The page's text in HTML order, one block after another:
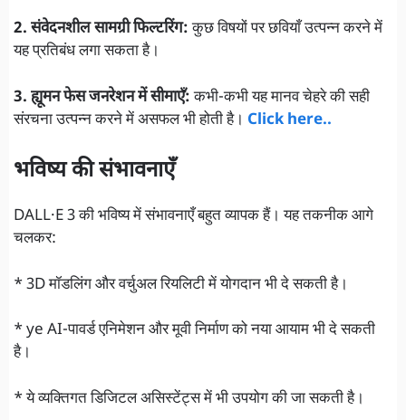
2. संवेदनशील सामग्री फिल्टरिंग:कुछ विषयों पर छवियाँ उत्पन्न करने में
यह प्रतिबंध लगा सकता है।
3. ह्यूमन फेस जनरेशन में सीमाएँ:कभी-कभी यह मानव चेहरे की सही
संरचना उत्पन्न करने में असफल भी होती है। Click here..
भविष्य की संभावनाएँ
DALL·E 3 की भविष्य में संभावनाएँ बहुत व्यापक हैं। यह तकनीक आगे
चलकर:
* 3D मॉडलिंग और वर्चुअल रियलिटी में योगदान भी दे सकती है।
* ye AI-पावर्ड एनिमेशन और मूवी निर्माण को नया आयाम भी दे सकती
है।
* ये व्यक्तिगत डिजिटल असिस्टेंट्स में भी उपयोग की जा सकती है।